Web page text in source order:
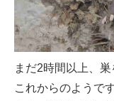
まだ2時間以上、
これからのようで